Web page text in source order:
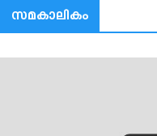
സമകാലികം